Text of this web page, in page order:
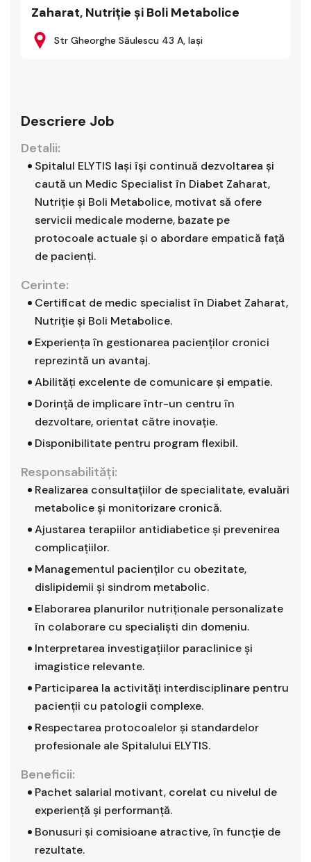
Zaharat, Nutriție și Boli Metabolice
Str Gheorghe Săulescu 43 A, Iași
Descriere Job
Detalii:
Spitalul ELYTIS Iași își continuă dezvoltarea și
caută un Medic Specialist în Diabet Zaharat,
Nutriție și Boli Metabolice, motivat să ofere
servicii medicale moderne, bazate pe
protocoale actuale și o abordare empatică față
de pacienți.
Cerinte:
Certificat de medic specialist în Diabet Zaharat,
Nutriție și Boli Metabolice.
Experiența în gestionarea pacienților cronici
reprezintă un avantaj.
Abilități excelente de comunicare și empatie.
Dorință de implicare într-un centru în
dezvoltare, orientat către inovație.
Disponibilitate pentru program flexibil.
Responsabilităţi:
Realizarea consultațiilor de specialitate, evaluări
metabolice și monitorizare cronică.
Ajustarea terapiilor antidiabetice și prevenirea
complicațiilor.
Managementul pacienților cu obezitate,
dislipidemii și sindrom metabolic.
Elaborarea planurilor nutriționale personalizate
în colaborare cu specialiști din domeniu.
Interpretarea investigațiilor paraclinice și
imagistice relevante.
Participarea la activități interdisciplinare pentru
pacienții cu patologii complexe.
Respectarea protocoalelor și standardelor
profesionale ale Spitalului ELYTIS.
Beneficii:
Pachet salarial motivant, corelat cu nivelul de
experiență și performanță.
Bonusuri și comisioane atractive, în funcție de
rezultate.